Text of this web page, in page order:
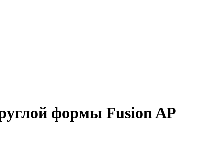
формы Fusion AP